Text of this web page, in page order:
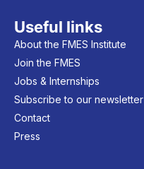
Useful links
About the FMES Institute
Join the FMES
Jobs & Internships
Subscribe to our newsletter
Contact
Press